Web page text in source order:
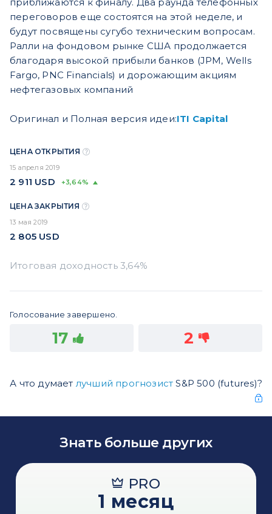
переговоров еще состоятся на этой неделе, и
будут посвящены сугубо техническим вопросам.
Ралли на фондовом рынке США продолжается
благодаря высокой прибыли банков (JPM, Wells
Fargo, PNC Financials) и дорожающим акциям
нефтегазовых компаний
Оригинал и Полная версия идеи:ITI Capital
ЦЕНА ОТКРЫТИЯ
15 апреля 2019
2 911 USD +3,64%
ЦЕНА ЗАКРЫТИЯ
13 мая 2019
2 805 USD
Голосование завершено.
17 2
А что думает лучший прогнозист S&P 500 (futures)?
Знать больше других
PRO
1 месяц